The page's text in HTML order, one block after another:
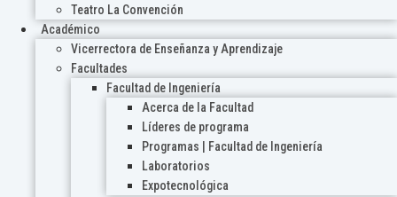
Teatro La Convención
Académico
Vicerrectora de Enseñanza y Aprendizaje
Facultades
Facultad de Ingeniería
Acerca de la Facultad
Líderes de programa
Programas | Facultad de Ingeniería
Laboratorios
Expotecnológica